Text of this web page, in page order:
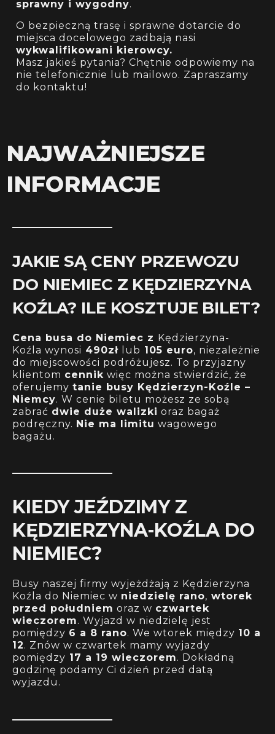
sprawny i wygodny.
O bezpieczną trasę i sprawne dotarcie do
miejsca docelowego zadbają nasi
wykwalifikowani kierowcy.
Masz jakieś pytania? Chętnie odpowiemy na
nie telefonicznie lub mailowo. Zapraszamy
do kontaktu!
NAJWAŻNIEJSZE
INFORMACJE
JAKIE SĄ CENY PRZEWOZU
DO NIEMIEC Z KĘDZIERZYNA
KOŹLA? ILE KOSZTUJE BILET?
Cena busa do Niemiec z Kędzierzyna-
Koźla wynosi 490zł lub 105 euro, niezależnie
do miejscowości podróżujesz. To przyjazny
klientom cennik więc można stwierdzić, że
oferujemy tanie busy Kędzierzyn-Koźle –
Niemcy. W cenie biletu możesz ze sobą
zabrać dwie duże walizki oraz bagaż
podręczny. Nie ma limitu wagowego
bagażu.
KIEDY JEŹDZIMY Z
KĘDZIERZYNA-KOŹLA DO
NIEMIEC?
Busy naszej firmy wyjeżdżają z Kędzierzyna
Koźla do Niemiec w niedzielę rano, wtorek
przed południem oraz w czwartek
wieczorem. Wyjazd w niedzielę jest
pomiędzy 6 a 8 rano. We wtorek między 10 a
12. Znów w czwartek mamy wyjazdy
pomiędzy 17 a 19 wieczorem. Dokładną
godzinę podamy Ci dzień przed datą
wyjazdu.